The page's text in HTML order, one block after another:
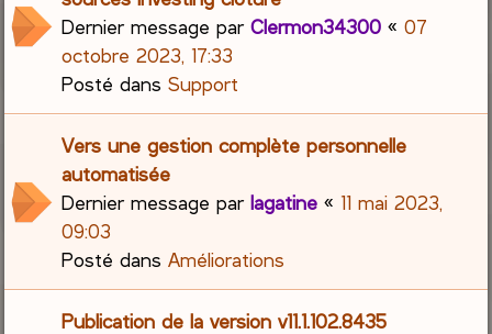
Dernier message parClermon34300 «07
octobre 2023, 17:33
Posté dansSupport
Vers une gestion complète personnelle
automatisée
Dernier message parlagatine « 11 mai 2023,
09:03
Posté dansAméliorations
Publication de la version v11.1.102.8435